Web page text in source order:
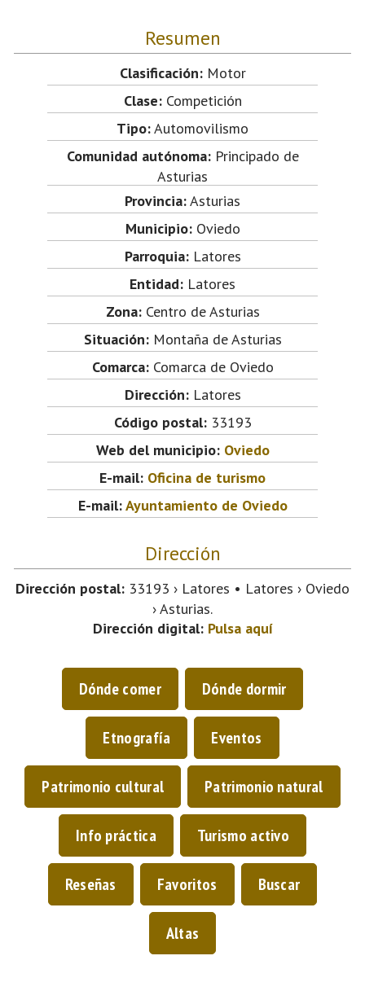
Resumen
Clasificación:Motor
Clase:Competición
Tipo:Automovilismo
Comunidad autónoma:Principado de
Asturias
Provincia:Asturias
Municipio:Oviedo
Parroquia:Latores
Entidad: Latores
Zona:Centro de Asturias
Situación:Montaña de Asturias
Comarca:Comarca de Oviedo
Dirección:Latores
Código postal:33193
Web del municipio: Oviedo
E-mail: Oficina de turismo
E-mail:Ayuntamiento de Oviedo
Dirección
Dirección postal: 33193 › Latores • Latores › Oviedo
› Asturias.
Dirección digital: Pulsa aquí
Dónde comer Dónde dormir
Etnografía Eventos
Patrimonio cultural Patrimonio natural
Info práctica Turismo activo
Reseñas Favoritos Buscar
Altas